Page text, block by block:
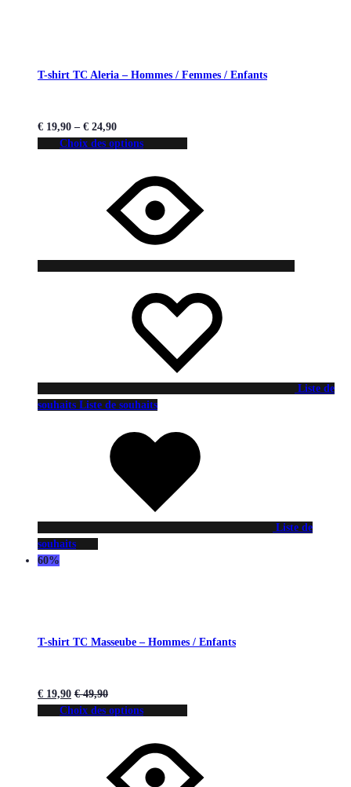
T-shirt TC Aleria – Hommes / Femmes / Enfants
€ 19,90 – € 24,90
Choix des options
Liste de
souhaits Liste de souhaits
Liste de
souhaits
60%
T-shirt TC Masseube – Hommes / Enfants
€ 19,90 €49,90
Choix des options